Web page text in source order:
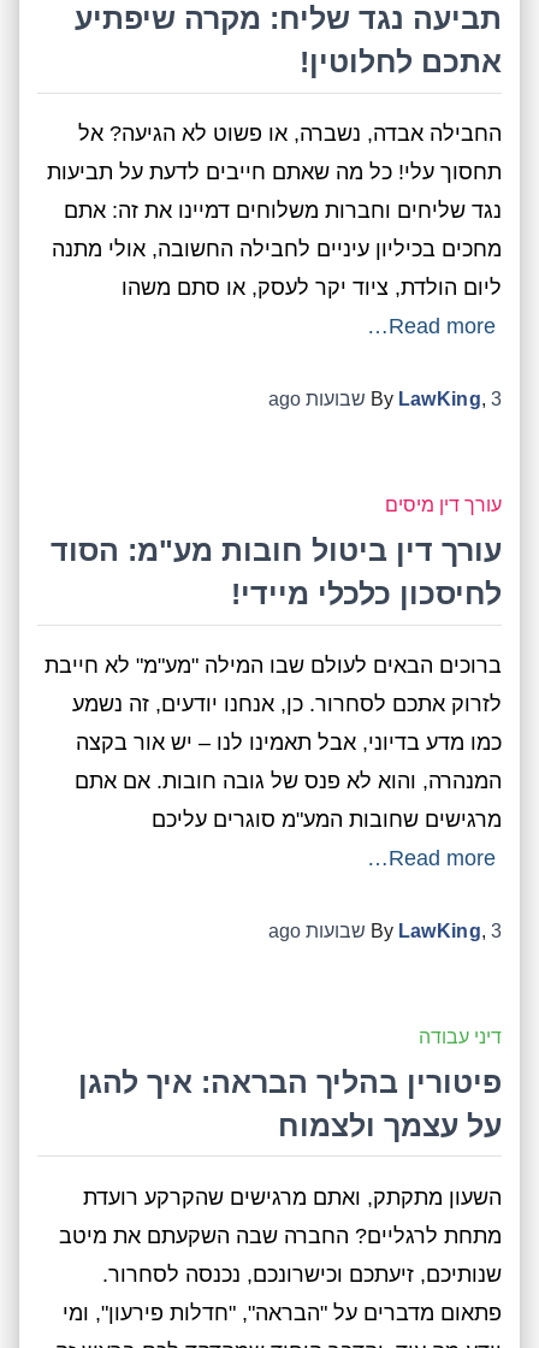
תביעה נגד שליח: מקרה שיפתיע
אתכם לחלוטין!
החבילה אבדה, נשברה, או פשוט לא הגיעה? אל
תחסוך עלי! כל מה שאתם חייבים לדעת על תביעות
נגד שליחים וחברות משלוחים דמיינו את זה: אתם
מחכים בכיליון עיניים לחבילה החשובה, אולי מתנה
ליום הולדת, ציוד יקר לעסק, או סתם משהו
Read more…
By LawKing, 3 שבועות ago
עורך דין מיסים
עורך דין ביטול חובות מע"מ: הסוד
לחיסכון כלכלי מיידי!
ברוכים הבאים לעולם שבו המילה "מע"מ" לא חייבת
לזרוק אתכם לסחרור. כן, אנחנו יודעים, זה נשמע
כמו מדע בדיוני, אבל תאמינו לנו – יש אור בקצה
המנהרה, והוא לא פנס של גובה חובות. אם אתם
מרגישים שחובות המע"מ סוגרים עליכם
Read more…
By LawKing, 3 שבועות ago
דיני עבודה
פיטורין בהליך הבראה: איך להגן
על עצמך ולצמוח
השעון מתקתק, ואתם מרגישים שהקרקע רועדת
מתחת לרגליים? החברה שבה השקעתם את מיטב
שנותיכם, זיעתכם וכישרונכם, נכנסה לסחרור.
פתאום מדברים על "הבראה", "חדלות פירעון", ומי